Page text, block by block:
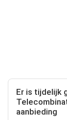
Er is tijdelijk
aanbieding